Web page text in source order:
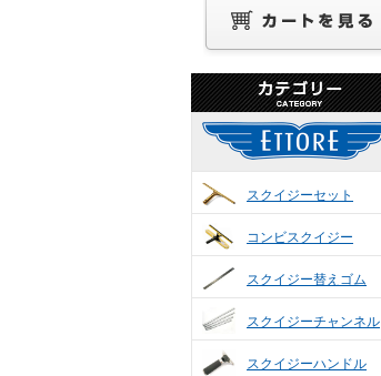
スクイジーセット
コンビスクイジー
スクイジー替えゴム
スクイジーチャンネル
スクイジーハンドル